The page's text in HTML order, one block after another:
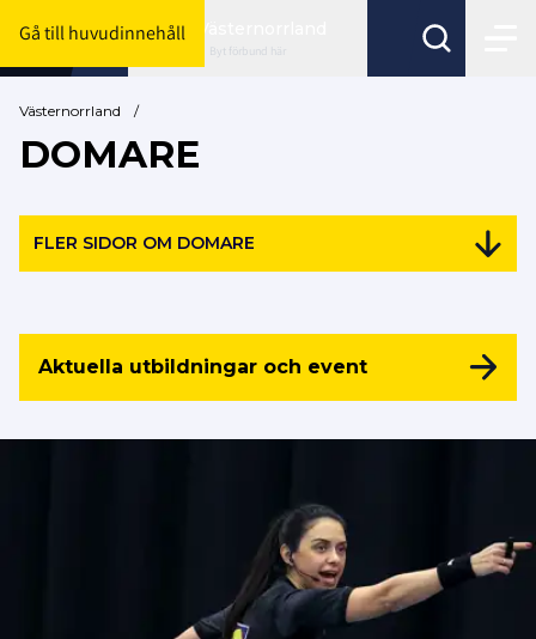
Gå till huvudinnehåll
Byt förbund här
Västernorrland /
DOMARE
FLER SIDOR OM DOMARE
Aktuella utbildningar och event